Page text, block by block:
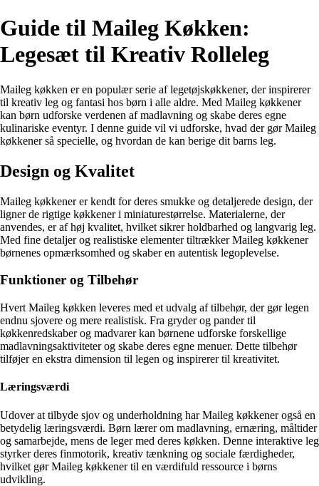
Guide til Maileg Køkken:
Legesæt til Kreativ Rolleleg
Maileg køkken er en populær serie af legetøjskøkkener, der inspirerer
til kreativ leg og fantasi hos børn i alle aldre. Med Maileg køkkener
kan børn udforske verdenen af madlavning og skabe deres egne
kulinariske eventyr. I denne guide vil vi udforske, hvad der gør Maileg
køkkener så specielle, og hvordan de kan berige dit barns leg.
Design og Kvalitet
Maileg køkkener er kendt for deres smukke og detaljerede design, der
ligner de rigtige køkkener i miniaturestørrelse. Materialerne, der
anvendes, er af høj kvalitet, hvilket sikrer holdbarhed og langvarig leg.
Med fine detaljer og realistiske elementer tiltrækker Maileg køkkener
børnenes opmærksomhed og skaber en autentisk legoplevelse.
Funktioner og Tilbehør
Hvert Maileg køkken leveres med et udvalg af tilbehør, der gør legen
endnu sjovere og mere realistisk. Fra gryder og pander til
køkkenredskaber og madvarer kan børnene udforske forskellige
madlavningsaktiviteter og skabe deres egne menuer. Dette tilbehør
tilføjer en ekstra dimension til legen og inspirerer til kreativitet.
Læringsværdi
Udover at tilbyde sjov og underholdning har Maileg køkkener også en
betydelig læringsværdi. Børn lærer om madlavning, ernæring, måltider
og samarbejde, mens de leger med deres køkken. Denne interaktive leg
styrker deres finmotorik, kreativ tænkning og sociale færdigheder,
hvilket gør Maileg køkkener til en værdifuld ressource i børns
udvikling.